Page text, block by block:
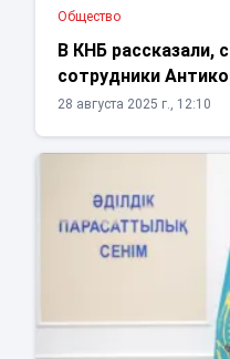
Общество
В КНБ рассказали,
сотрудники
28 августа 2025 г., 12:10